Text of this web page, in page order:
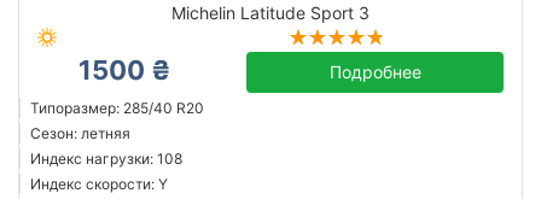
Michelin Latitude Sport 3
1500 ₴ Подробнее
Типоразмер: 285/40 R20
Сезон: летняя
Индекс нагрузки: 108
Индекс скорости: Y